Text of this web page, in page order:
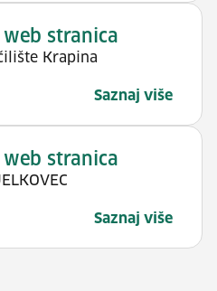
web stranica
Krapina
Saznaj više
web stranica
Saznaj više